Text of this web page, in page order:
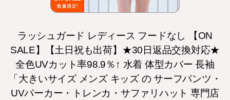
ラッシュガード レディース フードなし 【ON
SALE】【土日祝も出荷】★30日返品交換対応★
全色UVカット率98.9％↑ 水着 体型カバー 長袖
「大きいサイズ メンズ キッズ の サーフパンツ・
UVパーカー・トレンカ・サファリハット 専門店